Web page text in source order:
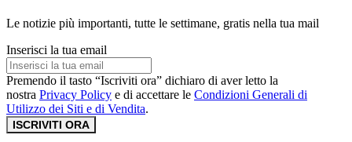
Le notizie più importanti, tutte le settimane, gratis nella tua mail
Inserisci la tua email
Premendo il tasto “Iscriviti ora” dichiaro di aver letto la
nostra Privacy Policy e di accettare le Condizioni Generali di
Utilizzo dei Siti e di Vendita.
ISCRIVITI ORA